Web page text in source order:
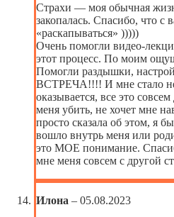
Страхи — моя обычная
закопалась. Спасибо, что
«раскапываться» )))))
Очень помогли видео-
этот процесс. По моим
Помогли раздышки,
ВСТРЕЧА!!!! И мне стало не
оказывается, все это
меня убить, не хочет мне
просто сказала об этом, я
вошло внутрь меня или
это МОЕ понимание.
мне меня совсем с другой
Илона – 05.08.2023